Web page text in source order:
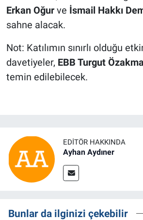
Erkan Oğurve İsmail Hakkı
sahne alacak.
Not: Katılımın sınırlı olduğu
davetiyeler, EBB Turgut
temin edilebilecek.
EDITÖR HAKKINDA
Ayhan Aydıner
Bunlar da ilginizi çekebilir